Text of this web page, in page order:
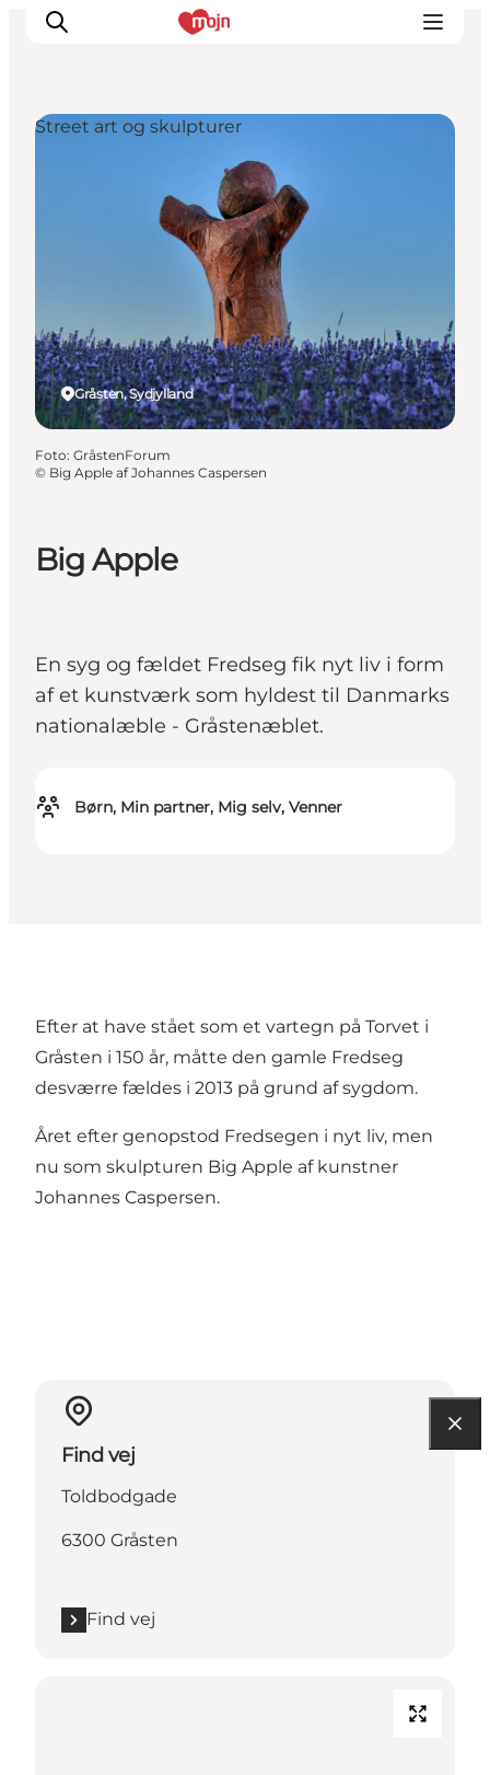
Byer & Steder
Planlæg din ferie
Booking
Big Apple
En syg og fældet Fredseg fik nyt liv i form
af et kunstværk som hyldest til Danmarks
nationalæble - Gråstenæblet.
Børn, Min partner, Mig selv, Venner
Gråsten, Sydjylland
Street art og skulpturer
Foto: GråstenForum
© Big Apple af Johannes Caspersen
Efter at have stået som et vartegn på Torvet i
Gråsten i 150 år, måtte den gamle Fredseg
desværre fældes i 2013 på grund af sygdom.
Året efter genopstod Fredsegen i nyt liv, men
nu som skulpturen Big Apple af kunstner
Johannes Caspersen.
Find vej
Toldbodgade
6300 Gråsten
Find vej